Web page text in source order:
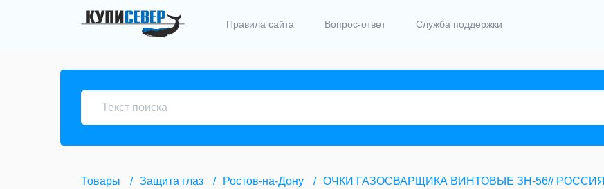
Правила сайта Вопрос-ответ Служба поддержки
Товары Защита глаз Ростов-на-Дону ОЧКИ ГАЗОСВАРЩИКА ВИНТОВЫЕ ЗН-56// РОССИЯ